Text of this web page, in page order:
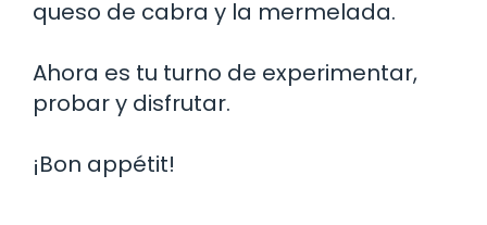
queso de cabra y la mermelada.
Ahora es tu turno de experimentar,
probar y disfrutar.
¡Bon appétit!